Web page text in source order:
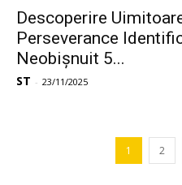
Descoperire
Perseverance
Neobișnuit 5...
ST - 23/11/2025
1 2